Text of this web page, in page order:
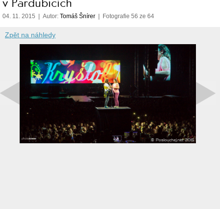
04. 11. 2015 | Autor: Tomáš Šnírer | Fotografie 56 ze 64
Zpět na náhledy